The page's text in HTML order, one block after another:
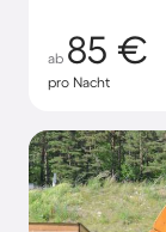
ab 85 €
pro Nacht